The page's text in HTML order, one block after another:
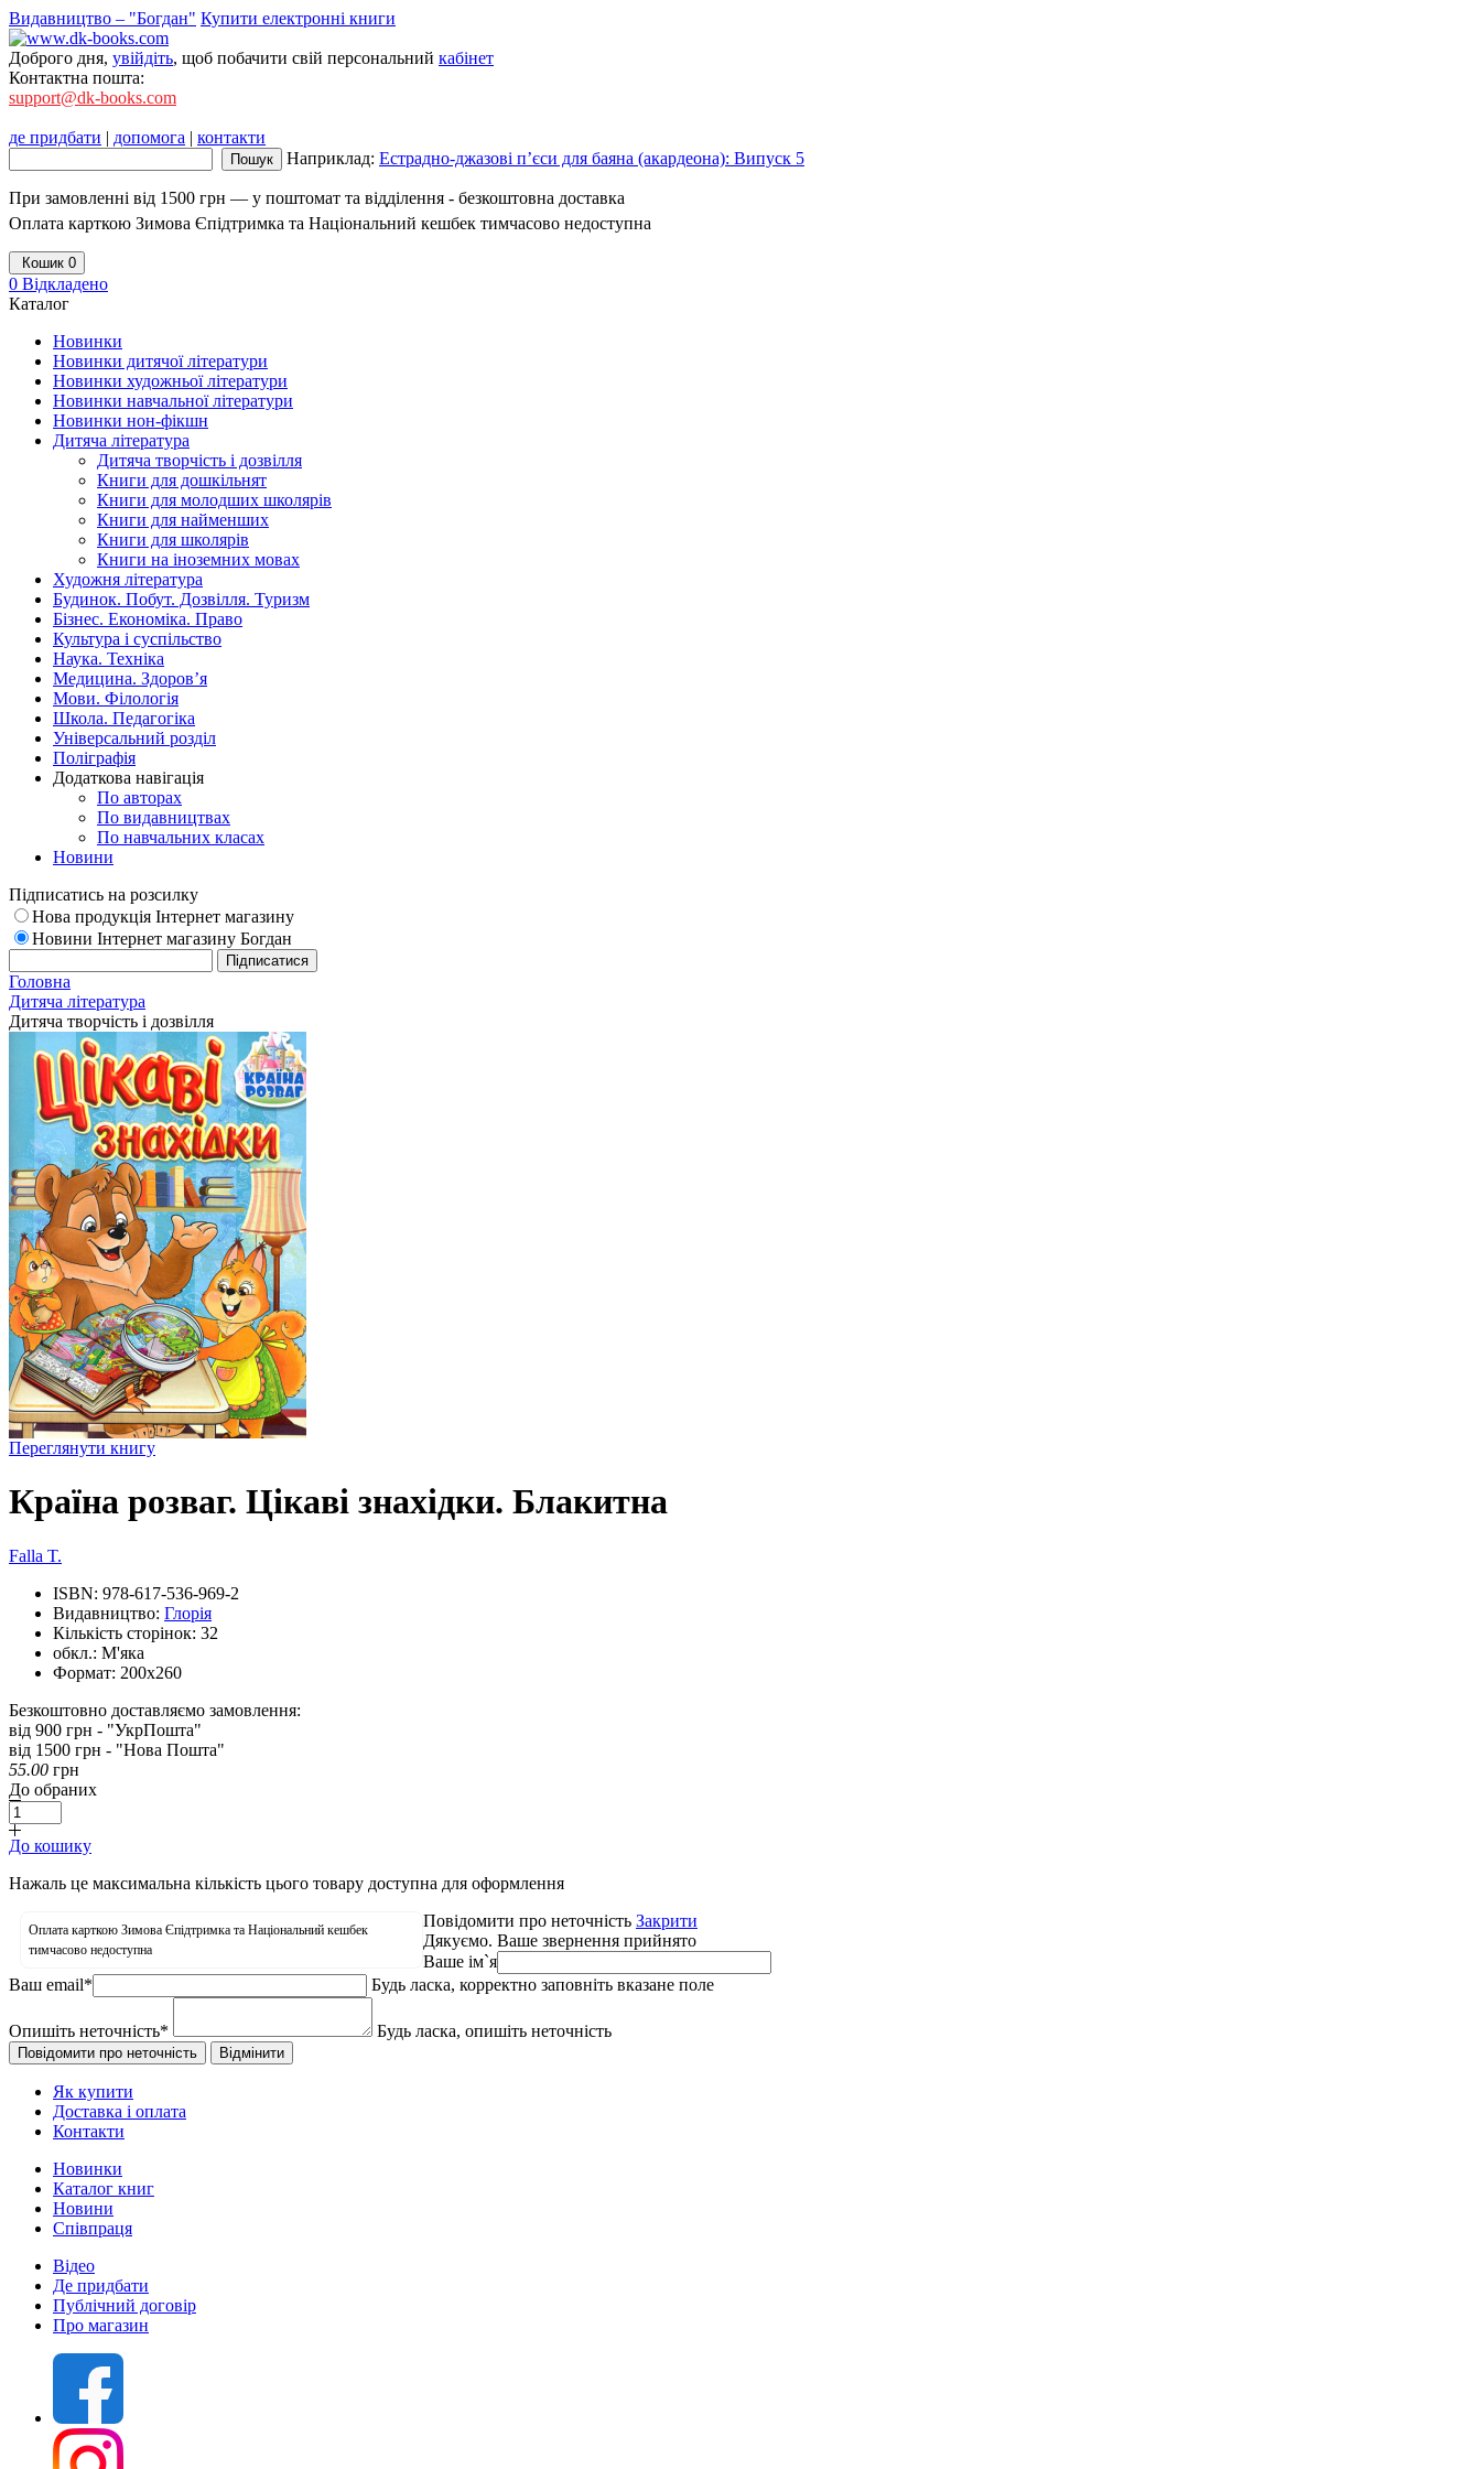
Видавництво – "Богдан" Купити електронні книги
Доброго дня, увійдіть, щоб побачити свій персональний кабінет
Контактна пошта:
support@dk-books.com
де придбати | допомога | контакти
Наприклад: Естрадно-джазові п’єси для баяна (акардеона): Випуск 5
При замовленні від 1500 грн — у поштомат та відділення - безкоштовна доставка
Оплата карткою Зимова Єпідтримка та Національний кешбек тимчасово недоступна
Кошик 0
0 Відкладено
Каталог
Новинки
Новинки дитячої літератури
Новинки художньої літератури
Новинки навчальної літератури
Новинки нон-фікшн
Дитяча література
Дитяча творчість і дозвілля
Книги для дошкільнят
Книги для молодших школярів
Книги для найменших
Книги для школярів
Книги на іноземних мовах
Художня література
Будинок. Побут. Дозвілля. Туризм
Бізнес. Економіка. Право
Культура і суспільство
Наука. Техніка
Медицина. Здоров’я
Мови. Філологія
Школа. Педагогіка
Універсальний розділ
Поліграфія
Додаткова навігація
По авторах
По видавництвах
По навчальних класах
Новини
Підписатись на розсилку
Нова продукція Інтернет магазину
Новини Інтернет магазину Богдан
Головна
Дитяча література
Дитяча творчість і дозвілля
Переглянути книгу
Країна розваг. Цікаві знахідки. Блакитна
Falla T.
ISBN: 978-617-536-969-2
Видавництво: Глорія
Кількість сторінок: 32
обкл.: М'яка
Формат: 200х260
Безкоштовно доставляємо замовлення:
від 900 грн - "УкрПошта"
від 1500 грн - "Нова Пошта"
55.00 грн
До обраних
До кошику
Нажаль це максимальна кількість цього товару доступна для оформлення
Оплата карткою Зимова Єпідтримка та Національний кешбек
тимчасово недоступна
Повідомити про неточність Закрити
Дякуємо. Ваше звернення прийнято
Ваше ім`я
Ваш email* Будь ласка, корректно заповніть вказане поле
Опишіть неточність* Будь ласка, опишіть неточність
Як купити
Доставка і оплата
Контакти
Новинки
Каталог книг
Новини
Співпраця
Відео
Де придбати
Публічний договір
Про магазин